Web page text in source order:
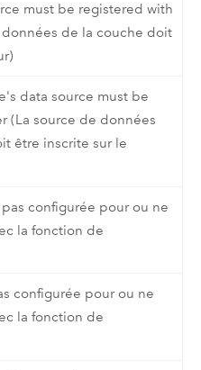
must be registered with
de la couche doit
data source must be
(La source de données
être inscrite sur le
configurée pour ou ne
la fonction de
configurée pour ou ne
la fonction de